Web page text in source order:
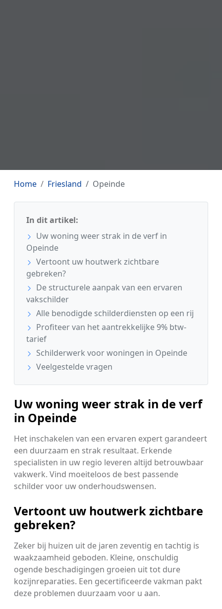
Home Friesland Opeinde
In dit artikel:
Uw woning weer strak in de verf in
Opeinde
Vertoont uw houtwerk zichtbare
gebreken?
De structurele aanpak van een ervaren
vakschilder
Alle benodigde schilderdiensten op een rij
Profiteer van het aantrekkelijke 9% btw-
tarief
Schilderwerk voor woningen in Opeinde
Veelgestelde vragen
Uw woning weer strak in de verf
in Opeinde
Het inschakelen van een ervaren expert garandeert
een duurzaam en strak resultaat. Erkende
specialisten in uw regio leveren altijd betrouwbaar
vakwerk. Vind moeiteloos de best passende
schilder voor uw onderhoudswensen.
Vertoont uw houtwerk zichtbare
gebreken?
Zeker bij huizen uit de jaren zeventig en tachtig is
waakzaamheid geboden. Kleine, onschuldig
ogende beschadigingen groeien uit tot dure
kozijnreparaties. Een gecertificeerde vakman pakt
deze problemen duurzaam voor u aan.